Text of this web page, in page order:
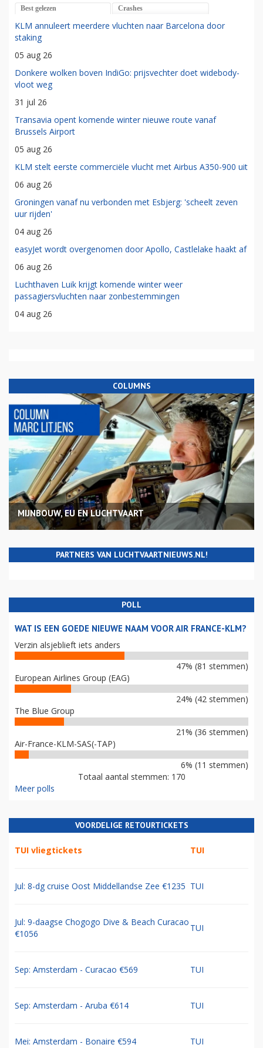
Best gelezen Crashes
KLM annuleert meerdere vluchten naar Barcelona door
staking
05 aug 26
Donkere wolken boven IndiGo: prijsvechter doet widebody-
vloot weg
31 jul 26
Transavia opent komende winter nieuwe route vanaf
Brussels Airport
05 aug 26
KLM stelt eerste commerciële vlucht met Airbus A350-900 uit
06 aug 26
Groningen vanaf nu verbonden met Esbjerg: 'scheelt zeven
uur rijden'
04 aug 26
easyJet wordt overgenomen door Apollo, Castlelake haakt af
06 aug 26
Luchthaven Luik krijgt komende winter weer
passagiersvluchten naar zonbestemmingen
04 aug 26
COLUMNS
MIJNBOUW, EU EN LUCHTVAART
PARTNERS VAN LUCHTVAARTNIEUWS.NL!
POLL
WAT IS EEN GOEDE NIEUWE NAAM VOOR AIR FRANCE-KLM?
Verzin alsjeblieft iets anders
47% (81 stemmen)
European Airlines Group (EAG)
24% (42 stemmen)
The Blue Group
21% (36 stemmen)
Air-France-KLM-SAS(-TAP)
6% (11 stemmen)
Totaal aantal stemmen: 170
Meer polls
VOORDELIGE RETOURTICKETS
TUI vliegtickets TUI
Jul: 8-dg cruise Oost Middellandse Zee €1235 TUI
Jul: 9-daagse Chogogo Dive & Beach Curacao
€1056
TUI
Sep: Amsterdam - Curacao €569 TUI
Sep: Amsterdam - Aruba €614 TUI
Mei: Amsterdam - Bonaire €594 TUI